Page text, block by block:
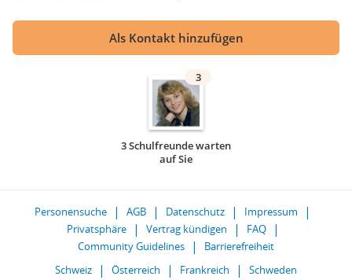
Als Kontakt hinzufügen
3
3 Schulfreunde warten
auf Sie
Personensuche AGB Datenschutz
Impressum
Privatsphäre
Vertrag kündigen
FAQ
Community Guidelines
Barrierefreiheit
Schweiz
Österreich Frankreich Schweden